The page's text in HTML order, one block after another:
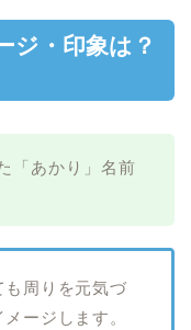
ジ・印象は？
「あかり」名前
も周りを元気づ
ージします。